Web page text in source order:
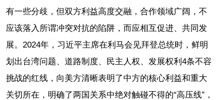
有一些分歧，但双方利益高度交融，合作领域广阔，不
应该落入所谓冲突对抗的陷阱，而应相互促进、共同发
展。2024年，习近平主席在利马会见拜登总统时，鲜明
划出台湾问题、道路制度、民主人权、发展权利4条不容
挑战的红线，向美方清晰表明了中方的核心利益和重大
关切所在，明确了两国关系中绝对触碰不得的“高压线”，